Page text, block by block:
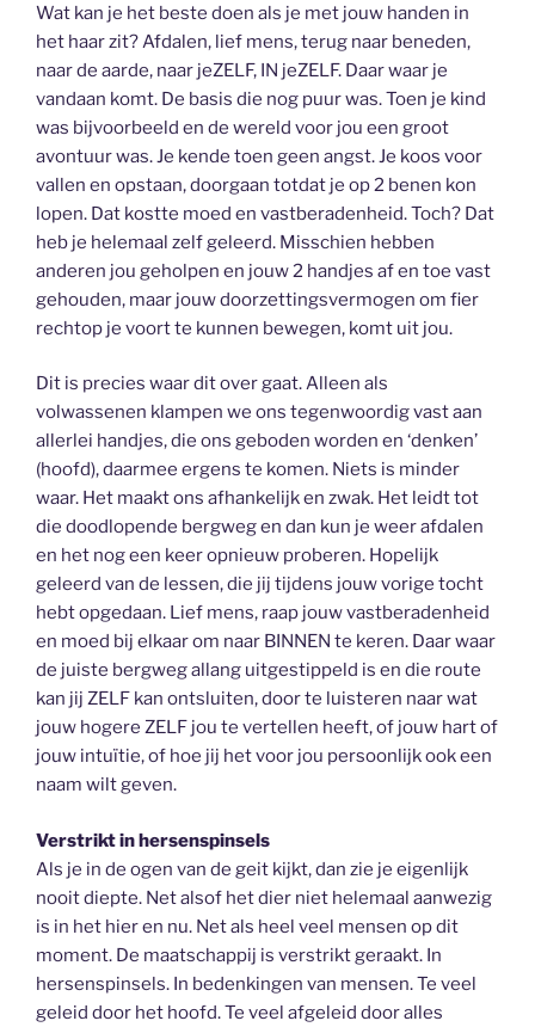
Wat kan je het beste doen als je met jouw handen in
het haar zit? Afdalen, lief mens, terug naar beneden,
naar de aarde, naar jeZELF, IN jeZELF. Daar waar je
vandaan komt. De basis die nog puur was. Toen je kind
was bijvoorbeeld en de wereld voor jou een groot
avontuur was. Je kende toen geen angst. Je koos voor
vallen en opstaan, doorgaan totdat je op 2 benen kon
lopen. Dat kostte moed en vastberadenheid. Toch? Dat
heb je helemaal zelf geleerd. Misschien hebben
anderen jou geholpen en jouw 2 handjes af en toe vast
gehouden, maar jouw doorzettingsvermogen om fier
rechtop je voort te kunnen bewegen, komt uit jou.
Dit is precies waar dit over gaat. Alleen als
volwassenen klampen we ons tegenwoordig vast aan
allerlei handjes, die ons geboden worden en ‘denken’
(hoofd), daarmee ergens te komen. Niets is minder
waar. Het maakt ons afhankelijk en zwak. Het leidt tot
die doodlopende bergweg en dan kun je weer afdalen
en het nog een keer opnieuw proberen. Hopelijk
geleerd van de lessen, die jij tijdens jouw vorige tocht
hebt opgedaan. Lief mens, raap jouw vastberadenheid
en moed bij elkaar om naar BINNEN te keren. Daar waar
de juiste bergweg allang uitgestippeld is en die route
kan jij ZELF kan ontsluiten, door te luisteren naar wat
jouw hogere ZELF jou te vertellen heeft, of jouw hart of
jouw intuïtie, of hoe jij het voor jou persoonlijk ook een
naam wilt geven.
Verstrikt in hersenspinsels
Als je in de ogen van de geit kijkt, dan zie je eigenlijk
nooit diepte. Net alsof het dier niet helemaal aanwezig
is in het hier en nu. Net als heel veel mensen op dit
moment. De maatschappij is verstrikt geraakt. In
hersenspinsels. In bedenkingen van mensen. Te veel
geleid door het hoofd. Te veel afgeleid door alles